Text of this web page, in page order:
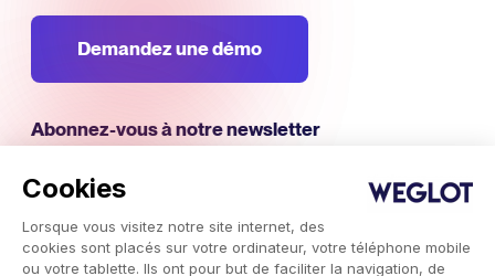
Cookies
Lorsque vous visitez notre site internet, des
cookies sont placés sur votre ordinateur, votre téléphone mobile
ou votre tablette. Ils ont pour but de faciliter la navigation, de
Demandez une démo
Abonnez-vous à notre newsletter
des tendances et des informations à ne pas manquer.
S'abonner